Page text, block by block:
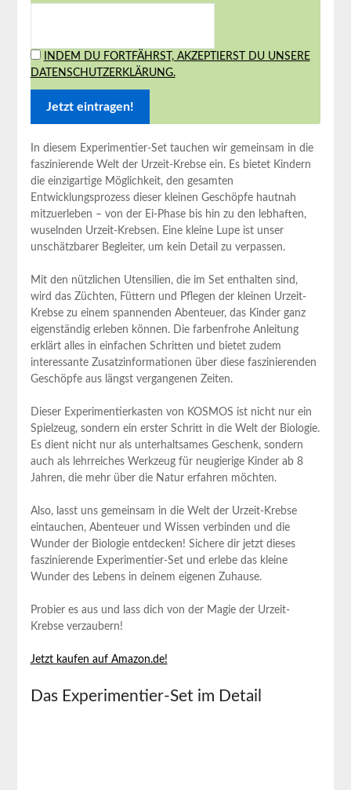
INDEM DU FORTFÄHRST, AKZEPTIERST DU UNSERE
DATENSCHUTZERKLÄRUNG.
In diesem Experimentier-Set tauchen wir gemeinsam in die
faszinierende Welt der Urzeit-Krebse ein. Es bietet Kindern
die einzigartige Möglichkeit, den gesamten
Entwicklungsprozess dieser kleinen Geschöpfe hautnah
mitzuerleben – von der Ei-Phase bis hin zu den lebhaften,
wuselnden Urzeit-Krebsen. Eine kleine Lupe ist unser
unschätzbarer Begleiter, um kein Detail zu verpassen.
Mit den nützlichen Utensilien, die im Set enthalten sind,
wird das Züchten, Füttern und Pflegen der kleinen Urzeit-
Krebse zu einem spannenden Abenteuer, das Kinder ganz
eigenständig erleben können. Die farbenfrohe Anleitung
erklärt alles in einfachen Schritten und bietet zudem
interessante Zusatzinformationen über diese faszinierenden
Geschöpfe aus längst vergangenen Zeiten.
Dieser Experimentierkasten von KOSMOS ist nicht nur ein
Spielzeug, sondern ein erster Schritt in die Welt der Biologie.
Es dient nicht nur als unterhaltsames Geschenk, sondern
auch als lehrreiches Werkzeug für neugierige Kinder ab 8
Jahren, die mehr über die Natur erfahren möchten.
Also, lasst uns gemeinsam in die Welt der Urzeit-Krebse
eintauchen, Abenteuer und Wissen verbinden und die
Wunder der Biologie entdecken! Sichere dir jetzt dieses
faszinierende Experimentier-Set und erlebe das kleine
Wunder des Lebens in deinem eigenen Zuhause.
Probier es aus und lass dich von der Magie der Urzeit-
Krebse verzaubern!
Jetzt kaufen auf Amazon.de!
Das Experimentier-Set im Detail